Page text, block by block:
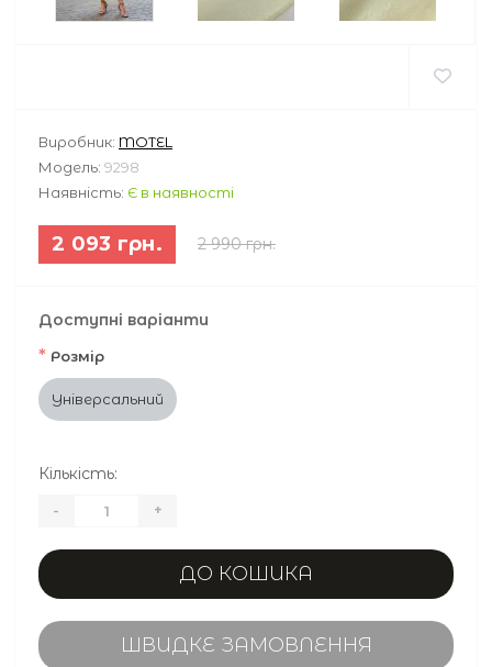
Виробник: MOTEL
Модель: 9298
Наявність: Є в наявності
2 093 грн. 2 990 грн.
Доступні варіанти
* Розмір
Універсальний
Кількість:
- +
ДО КОШИКА
ШВИДКЕ ЗАМОВЛЕННЯ